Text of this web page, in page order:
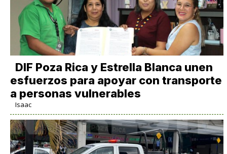
DIF Poza Rica y Estrella Blanca unen
esfuerzos para apoyar con transporte
a personas vulnerables
Isaac